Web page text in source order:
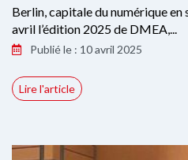
Berlin, capitale du numérique en
avril l’édition 2025 de DMEA,...
Publié le : 10 avril 2025
Lire l'article